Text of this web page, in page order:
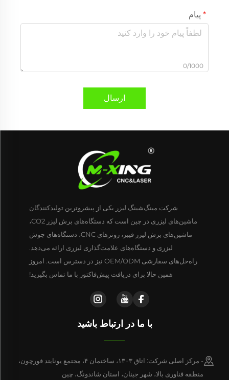
پیام
0/1000
ارسال
شرکت مینگ‌شینگ لیزر یکی از پیشروترین تولیدکنندگان
ماشین‌های لیزری در چین است که دستگاه‌های برش لیزر CO2،
ماشین‌های برش لیزر فیبر، روترهای CNC، دستگاه‌های جوش
لیزری و دستگاه‌های علامت‌گذاری لیزری ارائه می‌دهد.
راه‌حل‌های سفارشی OEM/ODM نیز در دسترس است. امروز
همین حالا برای دریافت پیش‌فاکتور با ما تماس بگیرید!
با ما در ارتباط باشید
- مرکز اصلی شرکت: اتاق ۱۳۰۳، ساختمان ۴، مجتمع یونایتد فورچون،
منطقه فناوری بالا، شهر جینان، استان شاندونگ، چین